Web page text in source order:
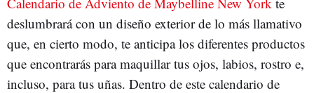
deslumbrará con un diseño exterior de lo más llamativo
que, en cierto modo, te anticipa los diferentes productos
que encontrarás para maquillar tus ojos, labios, rostro e,
incluso, para tus uñas. Dentro de este calendario de